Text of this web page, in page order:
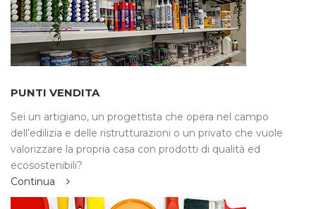
PUNTI VENDITA
Sei un artigiano, un progettista che opera nel campo
dell’edilizia e delle ristrutturazioni o un privato che vuole
valorizzare la propria casa con prodotti di qualità ed
ecosostenibili?
Continua